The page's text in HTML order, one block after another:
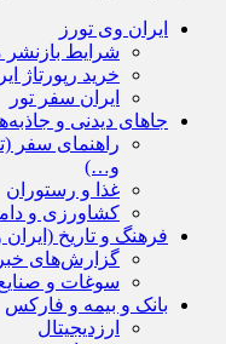
ایران وی تورز
شرایط بازنشر
خرید رپورتاژ
ایران سفر تور
جاهای دیدنی و
راهنمای سفر
و…)
غذا و رستوران
کشاورزی و
فرهنگ و تاریخ
گزارش‌های
سوغات و
بانک و بیمه و فارکس
ارزدیجیتال